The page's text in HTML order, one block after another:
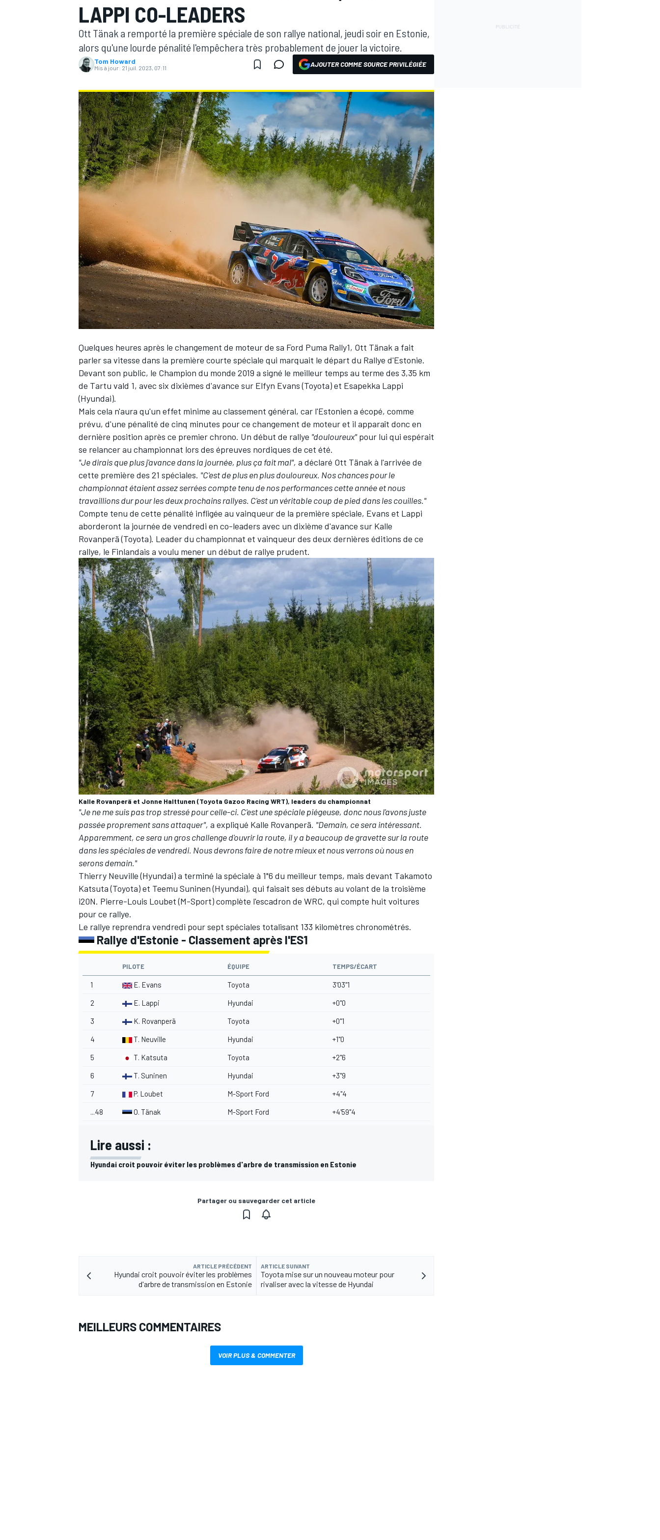
WRC
WEC
AUTRES CHAMPIONNATS
LAPPI CO-LEADERS
Ott Tänak a remporté la première spéciale de son rallye national, jeudi soir en Estonie,
alors qu'une lourde pénalité l'empêchera très probablement de jouer la victoire.
Tom Howard
Mis à jour: 21 juil. 2023, 07:11 AJOUTER COMME SOURCE PRIVILÉGIÉE
Quelques heures après le changement de moteur de sa Ford Puma Rally1, Ott Tänaka fait
parler sa vitesse dans la première courte spéciale qui marquait le départ du Rallye d'Estonie.
Devant son public, le Champion du monde 2019 a signé le meilleur temps au terme des 3,35 km
de Tartu vald 1, avec six dixièmes d'avance sur Elfyn Evans(Toyota) et Esapekka Lappi
(Hyundai).
Mais cela n'aura qu'un effet minime au classement général, car l'Estonien a écopé, comme
prévu, d'une pénalité de cinq minutes pour ce changement de moteuret il apparaît donc en
dernière position après ce premier chrono. Un début de rallye "douloureux"pour lui qui espérait
se relancer au championnat lors des épreuves nordiques de cet été.
"Je dirais que plus j'avance dans la journée, plus ça fait mal", a déclaré Ott Tänak à l'arrivée de
cette première des 21 spéciales. "C'est de plus en plus douloureux. Nos chances pour le
championnat étaient assez serrées compte tenu de nos performances cette année et nous
travaillions dur pour les deux prochains rallyes. C'est un véritable coup de pied dans les couilles."
Compte tenu de cette pénalité infligée au vainqueur de la première spéciale, Evans et Lappi
aborderont la journée de vendredi en co-leaders avec un dixième d'avance sur Kalle
Rovanperä(Toyota). Leader du championnat et vainqueur des deux dernières éditions de ce
rallye, le Finlandais a voulu mener un début de rallye prudent.
Kalle Rovanperä et Jonne Halttunen (Toyota Gazoo Racing WRT), leaders du championnat
"Je ne me suis pas trop stressé pour celle-ci. C'est une spéciale piégeuse, donc nous l'avons juste
passée proprement sans attaquer", a expliqué Kalle Rovanperä. "Demain, ce sera intéressant.
Apparemment, ce sera un gros challenge d'ouvrir la route, il y a beaucoup de gravette sur la route
dans les spéciales de vendredi. Nous devrons faire de notre mieux et nous verrons où nous en
serons demain."
Thierry Neuville(Hyundai) a terminé la spéciale à 1"6 du meilleur temps, mais devant Takamoto
Katsuta(Toyota) et Teemu Suninen(Hyundai), qui faisait ses débuts au volant de la troisième
i20N. Pierre-Louis Loubet(M-Sport) complète l'escadron de WRC, qui compte huit voitures
pour ce rallye.
Le rallye reprendra vendredi pour sept spéciales totalisant 133 kilomètres chronométrés.
Rallye d'Estonie - Classement après l'ES1
PILOTE ÉQUIPE TEMPS/ÉCART
1 E. Evans Toyota 3'03"1
2 E. Lappi Hyundai +0"0
3 K. Rovanperä Toyota +0"1
4 T. Neuville Hyundai +1"0
5 T. Katsuta Toyota +2"6
6 T. Suninen Hyundai +3"9
7 P. Loubet M-Sport Ford +4"4
...48 O. Tänak M-Sport Ford +4'59"4
Lire aussi :
Hyundai croit pouvoir éviter les problèmes d'arbre de transmission en Estonie
Partager ou sauvegarder cet article
ARTICLE PRÉCÉDENT
Hyundai croit pouvoir éviter les problèmes
d'arbre de transmission en Estonie
ARTICLE SUIVANT
Toyota mise sur un nouveau moteur pour
rivaliser avec la vitesse de Hyundai
MEILLEURS COMMENTAIRES
VOIR PLUS & COMMENTER